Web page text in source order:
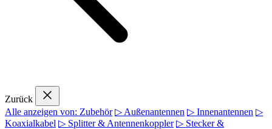
Zurück
Alle anzeigen von: Zubehör ▷ Außenantennen ▷ Innenantennen ▷
Koaxialkabel ▷ Splitter & Antennenkoppler ▷ Stecker &